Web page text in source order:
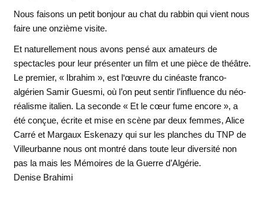
Nous faisons un petit bonjour au chat du rabbin qui vient nous
faire une onzième visite.
Et naturellement nous avons pensé aux amateurs de
spectacles pour leur présenter un film et une pièce de théâtre.
Le premier, « Ibrahim », est l‘œuvre du cinéaste franco-
algérien Samir Guesmi, où l’on peut sentir l’influence du néo-
réalisme italien. La seconde « Et le cœur fume encore », a
été conçue, écrite et mise en scène par deux femmes, Alice
Carré et Margaux Eskenazy qui sur les planches du TNP de
Villeurbanne nous ont montré dans toute leur diversité non
pas la mais les Mémoires de la Guerre d’Algérie.
Denise Brahimi